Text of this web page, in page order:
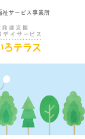
祉サービス事業所